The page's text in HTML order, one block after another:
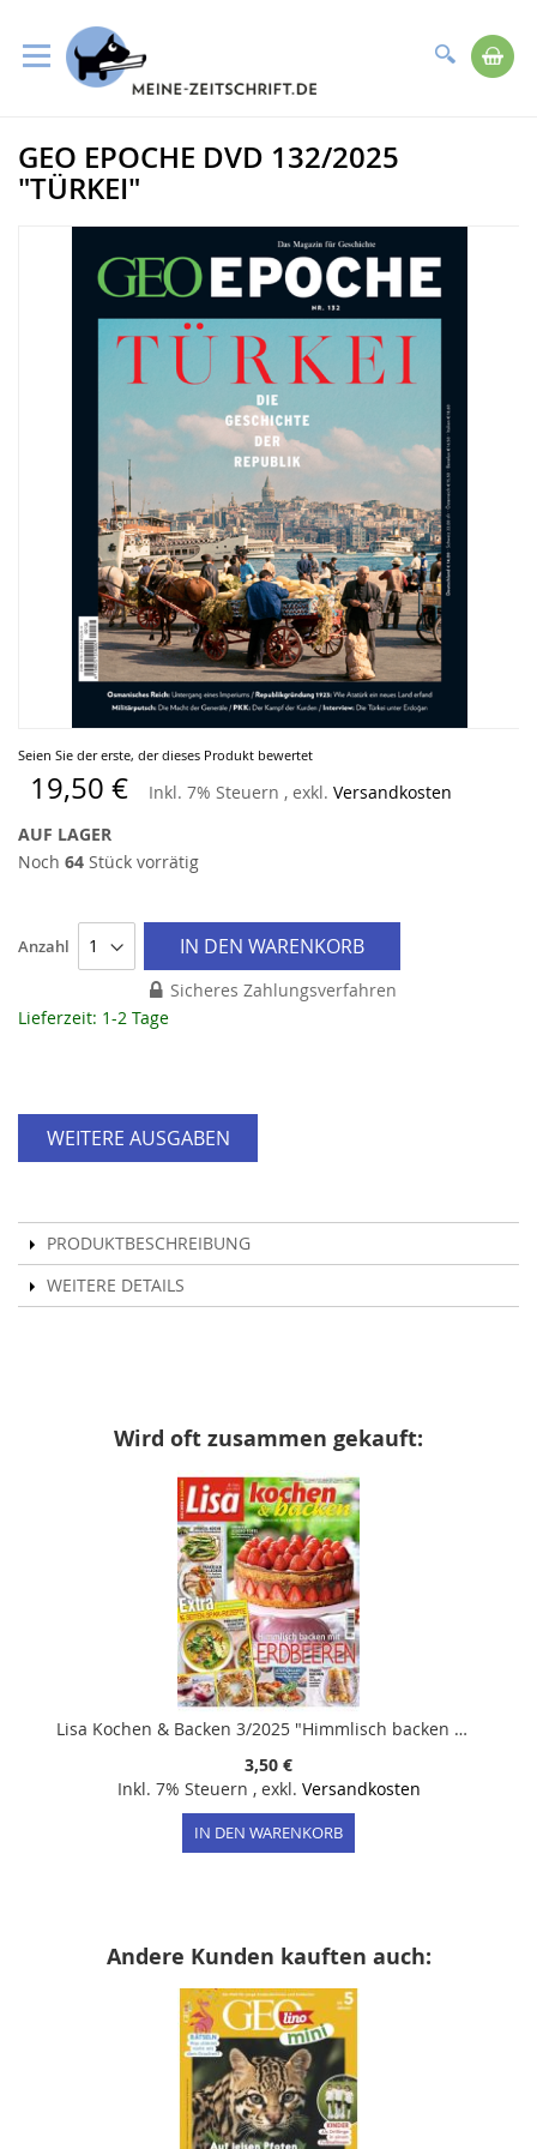
Suche
zum
Inhalt
Seien Sie der erste, der dieses Produkt bewertet
19,50 € Inkl. 7% Steuern , exkl. Versandkosten
AUF LAGER
Noch 64 Stück vorrätig
Anzahl IN DEN WARENKORB
Sicheres Zahlungsverfahren
Lieferzeit: 1-2 Tage
WEITERE AUSGABEN
PRODUKTBESCHREIBUNG
WEITERE DETAILS
Zum
Ende
der
Bildergalerie
GEO EPOCHE DVD 132/2025
"TÜRKEI"
Zum
Anfang
der
Bildergalerie
springen
Wird oft zusammen gekauft:
Lisa Kochen & Backen 3/2025 "Himmlisch backen mit Erdbeeren"
3,50 €
Inkl. 7% Steuern , exkl. Versandkosten
IN DEN WARENKORB
Andere Kunden kauften auch: